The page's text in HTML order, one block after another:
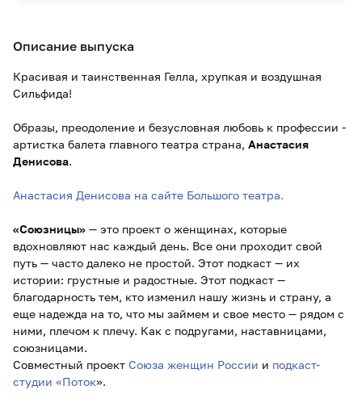
Описание выпуска
Красивая и таинственная Гелла, хрупкая и воздушная
Сильфида!
Образы, преодоление и безусловная любовь к профессии -
артистка балета главного театра страна, Анастасия
Денисова.
Анастасия Денисова на сайте Большого театра.
«Союзницы» — это проект о женщинах, которые
вдохновляют нас каждый день. Все они проходит свой
путь — часто далеко не простой. Этот подкаст — их
истории: грустные и радостные. Этот подкаст —
благодарность тем, кто изменил нашу жизнь и страну, а
еще надежда на то, что мы займем и свое место — рядом с
ними, плечом к плечу. Как с подругами, наставницами,
союзницами.
Совместный проект Союза женщин России и подкаст-
студии «Поток».